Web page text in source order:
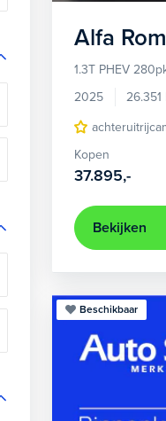
Alfa
1.3T PHEV
2025
26.351
Kopen
37.895,-
Bekijken
Beschikbaar